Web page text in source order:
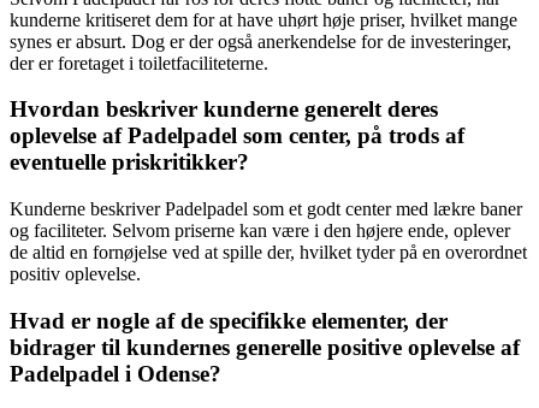
kunderne kritiseret dem for at have uhørt høje priser, hvilket mange
synes er absurt. Dog er der også anerkendelse for de investeringer,
der er foretaget i toiletfaciliteterne.
Hvordan beskriver kunderne generelt deres
oplevelse af Padelpadel som center, på trods af
eventuelle priskritikker?
Kunderne beskriver Padelpadel som et godt center med lækre baner
og faciliteter. Selvom priserne kan være i den højere ende, oplever
de altid en fornøjelse ved at spille der, hvilket tyder på en overordnet
positiv oplevelse.
Hvad er nogle af de specifikke elementer, der
bidrager til kundernes generelle positive oplevelse af
Padelpadel i Odense?